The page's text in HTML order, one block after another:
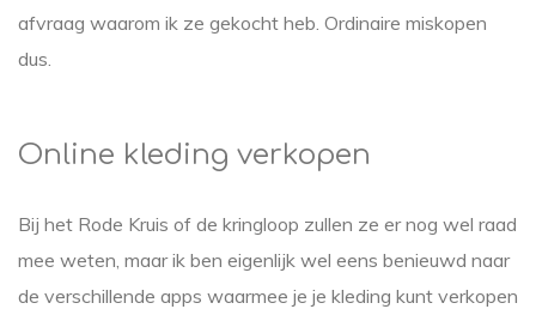
afvraag waarom ik ze gekocht heb. Ordinaire miskopen
dus.
Online kleding verkopen
Bij het Rode Kruis of de kringloop zullen ze er nog wel raad
mee weten, maar ik ben eigenlijk wel eens benieuwd naar
de verschillende apps waarmee je je kleding kunt verkopen